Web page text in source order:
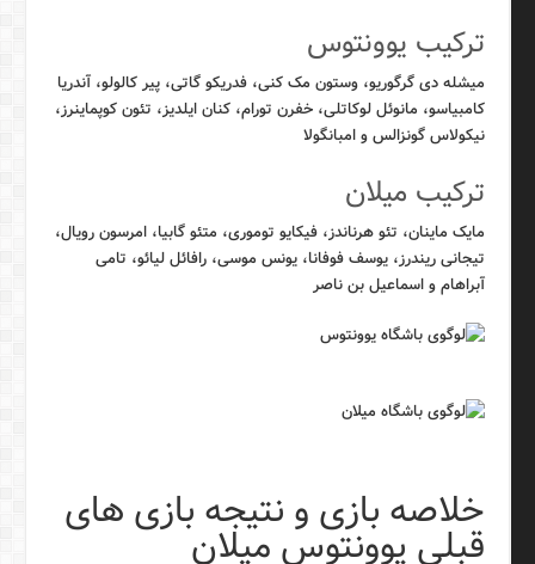
ترکیب یوونتوس
میشله دی گرگوریو، وستون مک کنی، فدریکو گاتی، پیر کالولو، آندریا
کامبیاسو، مانوئل لوکاتلی، خفرن تورام، کنان ایلدیز، تئون کوپماینرز،
نیکولاس گونزالس و امبانگولا
ترکیب میلان
مایک ماینان، تئو هرناندز، فیکایو توموری، متئو گابیا، امرسون رویال،
تیجانی ریندرز، یوسف فوفانا، یونس موسی، رافائل لیائو، تامی
آبراهام و اسماعیل بن ناصر
خلاصه بازی و نتیجه بازی های
قبلی یوونتوس میلان